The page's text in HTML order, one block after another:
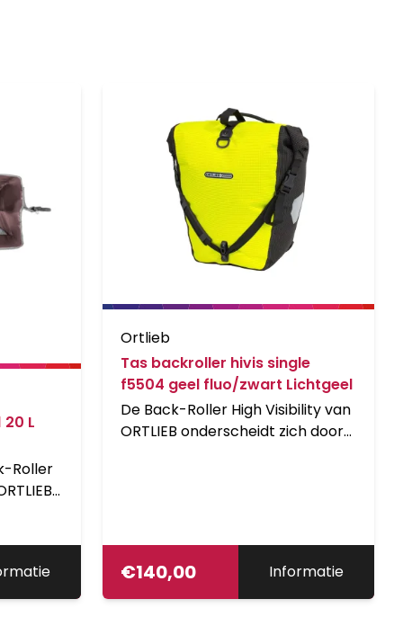
20 L
Roller
heeft.
Ortlieb
Tas backroller hivis single
f5504 geel fluo/zwart Lichtgeel
De Back-Roller High Visibility van
ORTLIEB onderscheidt zich door
omstandigheden. wat de tas als
een reflector doet aanzien. Deze
eigenschap verhoogt de
€140,00 Informatie